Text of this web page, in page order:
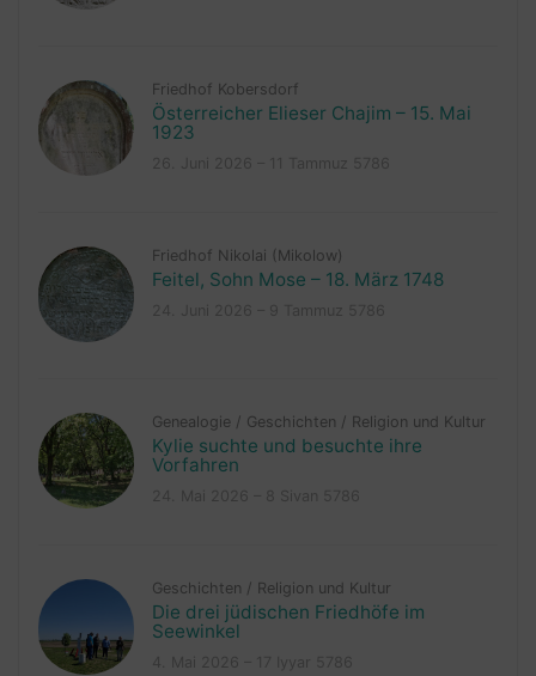
Friedhof Kobersdorf
Österreicher Elieser Chajim – 15. Mai
1923
Friedhof Nikolai (Mikolow)
Feitel, Sohn Mose – 18. März 1748
Genealogie / Geschichten / Religion und Kultur
Kylie suchte und besuchte ihre
Vorfahren
Geschichten / Religion und Kultur
Die drei jüdischen Friedhöfe im
Seewinkel